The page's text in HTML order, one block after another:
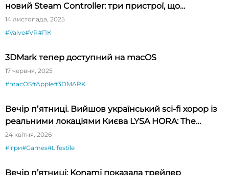
новий Steam Controller: три пристрої, що
розширюють екосистему Steam
14 листопада, 2025
#Valve#VR#ПК
3DMark тепер доступний на macOS
17 червня, 2025
#macOS#Apple#3DMARK
Вечір пʼятниці. Вийшов український sci-fi хорор із
реальними локаціями Києва LYSA HORA: The
Haunted Hill
24 квітня, 2026
#ігри#Games#Lifestile
Вечір п’ятниці: Konami показала трейлер